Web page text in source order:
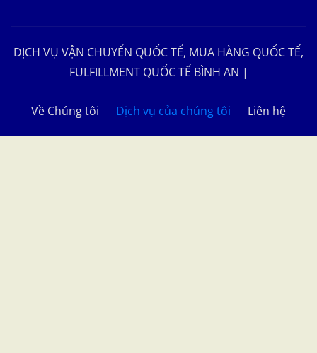
DỊCH VỤ VẬN CHUYỂN QUỐC TẾ, MUA HÀNG QUỐC TẾ,
FULFILLMENT QUỐC TẾ BÌNH AN |
Về Chúng tôi Dịch vụ của chúng tôi Liên hệ